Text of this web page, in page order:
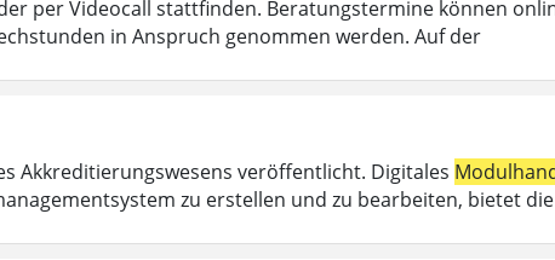
per Videocall stattfinden. Beratungstermine können
in Anspruch genommen werden. Auf der
Akkreditierungswesens veröffentlicht. Digitales
zu erstellen und zu bearbeiten, bietet